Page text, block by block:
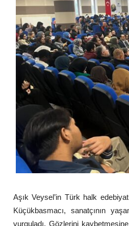
Aşık Veysel’in Türk halk
Küçükbasmacı, sanatçının
vurguladı. Gözlerini